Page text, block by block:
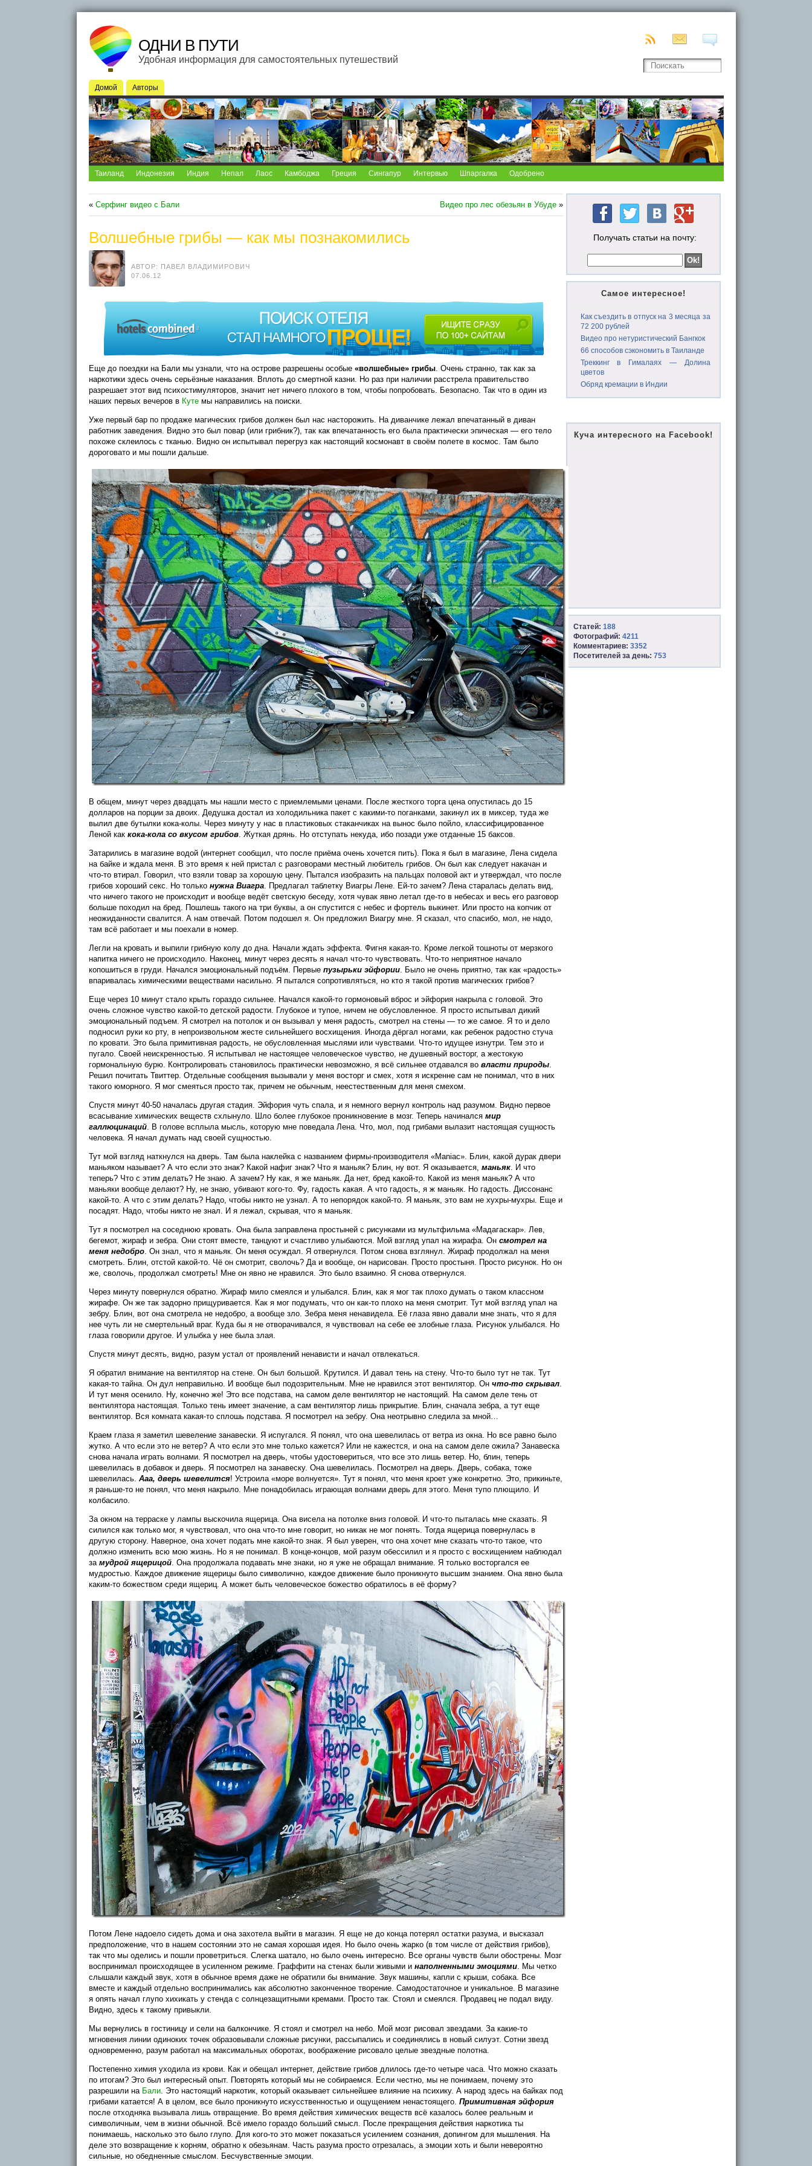
ОДНИ В ПУТИ
Удобная информация для самостоятельных путешествий
Домой Авторы
Таиланд Индонезия Индия Непал Лаос Камбоджа Греция Сингапур Интервью Шпаргалка Одобрено
« Серфинг видео с Бали Видео про лес обезьян в Убуде»
Волшебные грибы — как мы познакомились
АВТОР: ПАВЕЛ ВЛАДИМИРОВИЧ
07.06.12
Еще до поездки на Бали мы узнали, что на острове разрешены особые «волшебные» грибы. Очень странно, так как за
наркотики здесь очень серьёзные наказания. Вплоть до смертной казни. Но раз при наличии расстрела правительство
разрешает этот вид психостимуляторов, значит нет ничего плохого в том, чтобы попробовать. Безопасно. Так что в один из
наших первых вечеров в Кутемы направились на поиски.
Уже первый бар по продаже магических грибов должен был нас насторожить. На диванчике лежал впечатанный в диван
работник заведения. Видно это был повар (или грибник?), так как впечатанность его была практически эпическая — его тело
похоже склеилось с тканью. Видно он испытывал перегруз как настоящий космонавт в своём полете в космос. Там было
дороговато и мы пошли дальше.
В общем, минут через двадцать мы нашли место с приемлемыми ценами. После жесткого торга цена опустилась до 15
долларов на порции за двоих. Дедушка достал из холодильника пакет с какими-то поганками, закинул их в миксер, туда же
вылил две бутылки кока-колы. Через минуту у нас в пластиковых стаканчиках на вынос было пойло, классифицированное
Леной как кока-кола со вкусом грибов. Жуткая дрянь. Но отступать некуда, ибо позади уже отданные 15 баксов.
Затарились в магазине водой (интернет сообщил, что после приёма очень хочется пить). Пока я был в магазине, Лена сидела
на байке и ждала меня. В это время к ней пристал с разговорами местный любитель грибов. Он был как следует накачан и
что-то втирал. Говорил, что взяли товар за хорошую цену. Пытался изобразить на пальцах половой акт и утверждал, что после
грибов хороший секс. Но только нужна Виагра. Предлагал таблетку Виагры Лене. Ей-то зачем? Лена старалась делать вид,
что ничего такого не происходит и вообще ведёт светскую беседу, хотя чувак явно летал где-то в небесах и весь его разговор
больше походил на бред. Пошлешь такого на три буквы, а он спустится с небес и фортель выкинет. Или просто на копчик от
неожиданности свалится. А нам отвечай. Потом подошел я. Он предложил Виагру мне. Я сказал, что спасибо, мол, не надо,
там всё работает и мы поехали в номер.
Легли на кровать и выпили грибную колу до дна. Начали ждать эффекта. Фигня какая-то. Кроме легкой тошноты от мерзкого
напитка ничего не происходило. Наконец, минут через десять я начал что-то чувствовать. Что-то неприятное начало
копошиться в груди. Начался эмоциональный подъём. Первые пузырьки эйфории. Было не очень приятно, так как «радость»
впаривалась химическими веществами насильно. Я пытался сопротивляться, но кто я такой против магических грибов?
Еще через 10 минут стало крыть гораздо сильнее. Начался какой-то гормоновый вброс и эйфория накрыла с головой. Это
очень сложное чувство какой-то детской радости. Глубокое и тупое, ничем не обусловленное. Я просто испытывал дикий
эмоциональный подъем. Я смотрел на потолок и он вызывал у меня радость, смотрел на стены — то же самое. Я то и дело
подносил руки ко рту, в непроизвольном жесте сильнейшего восхищения. Иногда дёргал ногами, как ребенок радостно стуча
по кровати. Это была примитивная радость, не обусловленная мыслями или чувствами. Что-то идущее изнутри. Тем это и
пугало. Своей неискренностью. Я испытывал не настоящее человеческое чувство, не душевный восторг, а жестокую
гормональную бурю. Контролировать становилось практически невозможно, я всё сильнее отдавался во власти природы.
Решил почитать Твиттер. Отдельные сообщения вызывали у меня восторг и смех, хотя я искренне сам не понимал, что в них
такого юморного. Я мог смеяться просто так, причем не обычным, неестественным для меня смехом.
Спустя минут 40-50 началась другая стадия. Эйфория чуть спала, и я немного вернул контроль над разумом. Видно первое
всасывание химических веществ схлынуло. Шло более глубокое проникновение в мозг. Теперь начинался мир
галлюцинаций. В голове всплыла мысль, которую мне поведала Лена. Что, мол, под грибами вылазит настоящая сущность
человека. Я начал думать над своей сущностью.
Тут мой взгляд наткнулся на дверь. Там была наклейка с названием фирмы-производителя «Maniac». Блин, какой дурак двери
маньяком называет? А что если это знак? Какой нафиг знак? Что я маньяк? Блин, ну вот. Я оказывается, маньяк. И что
теперь? Что с этим делать? Не знаю. А зачем? Ну как, я же маньяк. Да нет, бред какой-то. Какой из меня маньяк? А что
маньяки вообще делают? Ну, не знаю, убивают кого-то. Фу, гадость какая. А что гадость, я ж маньяк. Но гадость. Диссонанс
какой-то. А что с этим делать? Надо, чтобы никто не узнал. А то непорядок какой-то. Я маньяк, это вам не хухры-мухры. Еще и
посадят. Надо, чтобы никто не знал. И я лежал, скрывая, что я маньяк.
Тут я посмотрел на соседнюю кровать. Она была заправлена простыней с рисунками из мультфильма «Мадагаскар». Лев,
бегемот, жираф и зебра. Они стоят вместе, танцуют и счастливо улыбаются. Мой взгляд упал на жирафа. Он смотрел на
меня недобро. Он знал, что я маньяк. Он меня осуждал. Я отвернулся. Потом снова взглянул. Жираф продолжал на меня
смотреть. Блин, отстой какой-то. Чё он смотрит, сволочь? Да и вообще, он нарисован. Просто простыня. Просто рисунок. Но он
же, сволочь, продолжал смотреть! Мне он явно не нравился. Это было взаимно. Я снова отвернулся.
Через минуту повернулся обратно. Жираф мило смеялся и улыбался. Блин, как я мог так плохо думать о таком классном
жирафе. Он же так задорно прищуривается. Как я мог подумать, что он как-то плохо на меня смотрит. Тут мой взгляд упал на
зебру. Блин, вот она смотрела не недобро, а вообще зло. Зебра меня ненавидела. Её глаза явно давали мне знать, что я для
нее чуть ли не смертельный враг. Куда бы я не отворачивался, я чувствовал на себе ее злобные глаза. Рисунок улыбался. Но
глаза говорили другое. И улыбка у нее была злая.
Спустя минут десять, видно, разум устал от проявлений ненависти и начал отвлекаться.
Я обратил внимание на вентилятор на стене. Он был большой. Крутился. И давал тень на стену. Что-то было тут не так. Тут
какая-то тайна. Он дул неправильно. И вообще был подозрительным. Мне не нравился этот вентилятор. Он что-то скрывал.
И тут меня осенило. Ну, конечно же! Это все подстава, на самом деле вентилятор не настоящий. На самом деле тень от
вентилятора настоящая. Только тень имеет значение, а сам вентилятор лишь прикрытие. Блин, сначала зебра, а тут еще
вентилятор. Вся комната какая-то сплошь подстава. Я посмотрел на зебру. Она неотрывно следила за мной…
Краем глаза я заметил шевеление занавески. Я испугался. Я понял, что она шевелилась от ветра из окна. Но все равно было
жутко. А что если это не ветер? А что если это мне только кажется? Или не кажестся, и она на самом деле ожила? Занавеска
снова начала играть волнами. Я посмотрел на дверь, чтобы удостовериться, что все это лишь ветер. Но, блин, теперь
шевелилась в добавок и дверь. Я посмотрел на занавеску. Она шевелилась. Посмотрел на дверь. Дверь, собака, тоже
шевелилась. Ааа, дверь шевелится! Устроила «море волнуется». Тут я понял, что меня кроет уже конкретно. Это, прикиньте,
я раньше-то не понял, что меня накрыло. Мне понадобилась играющая волнами дверь для этого. Меня тупо плющило. И
колбасило.
За окном на терраске у лампы выскочила ящерица. Она висела на потолке вниз головой. И что-то пыталась мне сказать. Я
силился как только мог, я чувствовал, что она что-то мне говорит, но никак не мог понять. Тогда ящерица повернулась в
другую сторону. Наверное, она хочет подать мне какой-то знак. Я был уверен, что она хочет мне сказать что-то такое, что
должно изменить всю мою жизнь. Но я не понимал. В конце-концов, мой разум обессилил и я просто с восхищением наблюдал
за мудрой ящерицой. Она продолжала подавать мне знаки, но я уже не обращал внимание. Я только восторгался ее
мудростью. Каждое движение ящерицы было символично, каждое движение было проникнуто высшим знанием. Она явно была
каким-то божеством среди ящериц. А может быть человеческое божество обратилось в её форму?
Потом Лене надоело сидеть дома и она захотела выйти в магазин. Я еще не до конца потерял остатки разума, и высказал
предположение, что в нашем состоянии это не самая хорошая идея. Но было очень жарко (в том числе от действия грибов),
так что мы оделись и пошли проветриться. Слегка шатало, но было очень интересно. Все органы чувств были обострены. Мозг
воспринимал происходящее в усиленном режиме. Граффити на стенах были живыми и наполненными эмоциями. Мы четко
слышали каждый звук, хотя в обычное время даже не обратили бы внимание. Звук машины, капли с крыши, собака. Все
вместе и каждый отдельно воспринимались как абсолютно законченное творение. Самодостаточное и уникальное. В магазине
я опять начал глупо хихикать у стенда с солнцезащитными кремами. Просто так. Стоял и смеялся. Продавец не подал виду.
Видно, здесь к такому привыкли.
Мы вернулись в гостиницу и сели на балкончике. Я стоял и смотрел на небо. Мой мозг рисовал звездами. За какие-то
мгновения линии одиноких точек образовывали сложные рисунки, рассыпались и соединялись в новый силуэт. Сотни звезд
одновременно, разум работал на максимальных оборотах, воображение рисовало целые звездные полотна.
Постепенно химия уходила из крови. Как и обещал интернет, действие грибов длилось где-то четыре часа. Что можно сказать
по итогам? Это был интересный опыт. Повторять который мы не собираемся. Если честно, мы не понимаем, почему это
разрешили на Бали. Это настоящий наркотик, который оказывает сильнейшее влияние на психику. А народ здесь на байках под
грибами катается! А в целом, все было проникнуто искусственностью и ощущением ненастоящего. Примитивная эйфория
после отходняка вызывала лишь отвращение. Во время действия химических веществ всё казалось более реальным и
символичным, чем в жизни обычной. Всё имело гораздо больший смысл. После прекращения действия наркотика ты
понимаешь, насколько это было глупо. Для кого-то это может показаться усилением сознания, допингом для мышления. На
деле это возвращение к корням, обратно к обезьянам. Часть разума просто отрезалась, а эмоции хоть и были невероятно
сильные, но обедненные смыслом. Бесчувственные эмоции.
Получать статьи на почту:
Самое интересное!
Как съездить в отпуск на 3 месяца за
72 200 рублей
Видео про нетуристический Бангкок
66 способов сэкономить в Таиланде
Треккинг в Гималаях — Долина
цветов
Обряд кремации в Индии
Куча интересного на Facebook!
Статей: 188
Фотографий: 4211
Комментариев: 3352
Посетителей за день: 753